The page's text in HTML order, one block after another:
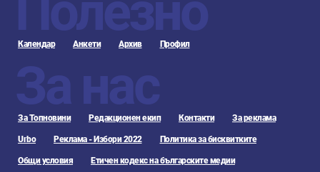
Календар Анкети Архив Профил
За нас
За Топновини Редакционен екип Контакти За реклама
Urbo Реклама - Избори 2022 Политика за бисквитките
Общи условия Етичен кодекс на българските медии